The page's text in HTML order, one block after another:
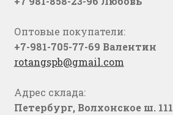
Оптовые покупатели:
+7-981-705-77-69 Валентин
rotangspb@gmail.com
Адрес склада:
Петербург, Волхонское ш. 111